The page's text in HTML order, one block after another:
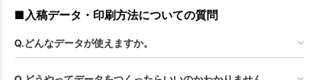
■入稿データ・印刷方法についての質問
Q.どんなデータが使えますか。